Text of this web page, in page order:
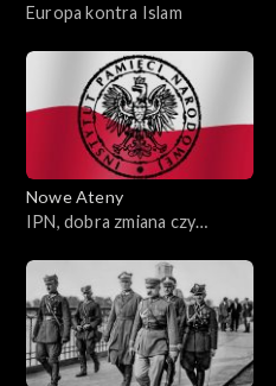
Europa kontra Islam
Nowe Ateny
IPN, dobra zmiana czy